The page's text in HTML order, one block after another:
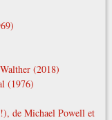
(2018)
(1976)
de Michael Powell et